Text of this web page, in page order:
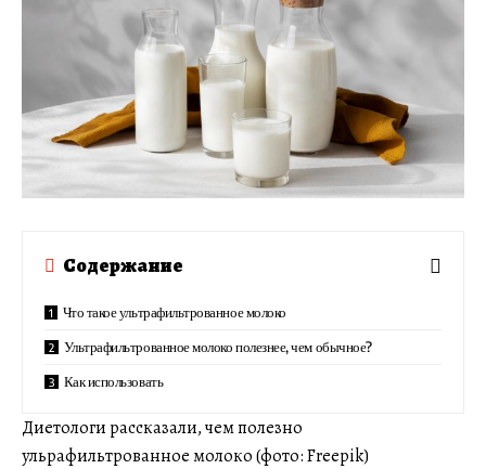
Содержание
Что такое ультрафильтрованное молоко
Ультрафильтрованное молоко полезнее, чем обычное?
Как использовать
Диетологи рассказали, чем полезно
ульрафильтрованное молоко (фото: Freepik)